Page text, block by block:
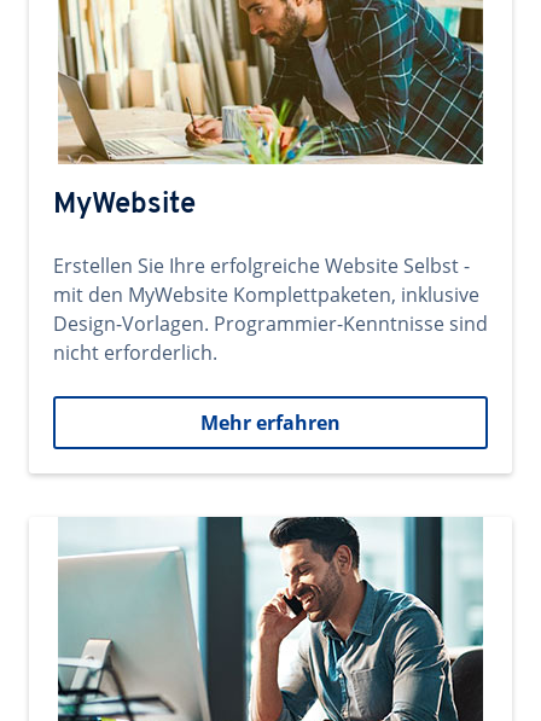
MyWebsite
Erstellen Sie Ihre erfolgreiche Website Selbst -
mit den MyWebsite Komplettpaketen, inklusive
Design-Vorlagen. Programmier-Kenntnisse sind
nicht erforderlich.
Mehr erfahren